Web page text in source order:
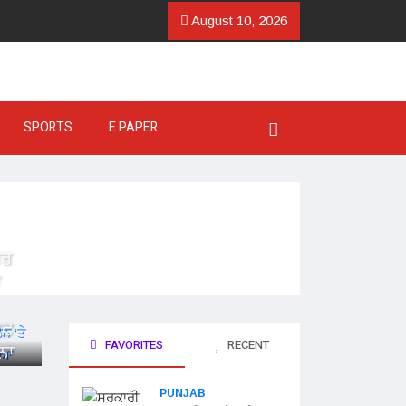
August 10, 2026
SPORTS E PAPER
FAVORITES RECENT
PUNJAB